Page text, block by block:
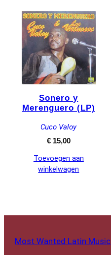
Sonero y
Merenguero (LP)
Cuco Valoy
€15,00
Toevoegen aan
winkelwagen
Most Wanted Latin Music